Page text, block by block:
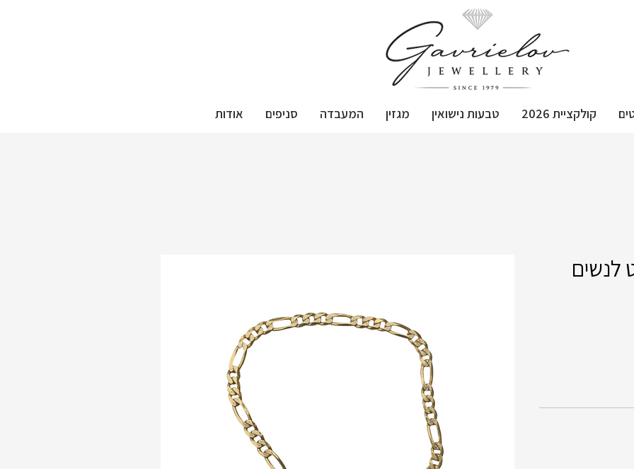
קולקציית 2026 טבעות נישואין מגזין המעבדה סניפים אודות
לנשים